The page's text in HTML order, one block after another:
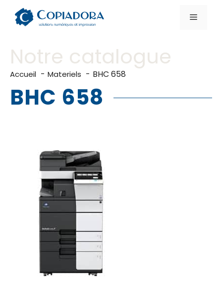
contenu
Menu
Accueil Materiels BHC 658
Notre catalogue
BHC 658